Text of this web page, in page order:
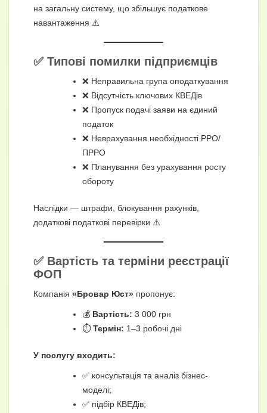
на загальну систему, що збільшує податкове
навантаження ⚠️
✅ Типові помилки підприємців
❌ Неправильна група оподаткування
❌ Відсутність ключових КВЕДів
❌ Пропуск подачі заяви на єдиний
податок
❌ Неврахування необхідності РРО/
ПРРО
❌ Планування без урахування росту
обороту
Наслідки — штрафи, блокування рахунків,
додаткові податкові перевірки ⚠️
✅ Вартість та терміни реєстрації
ФОП
Компанія «Бровар Юст» пропонує:
💰 Вартість: 3 000 грн
⏱️Термін: 1–3 робочі дні
У послугу входить:
✅ консультація та аналіз бізнес-
моделі;
✅ підбір КВЕДів;